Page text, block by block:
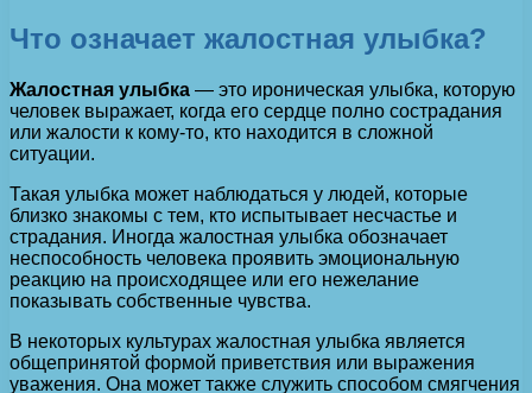
Что означает жалостная улыбка?
Жалостная улыбка — это ироническая улыбка, которую
человек выражает, когда его сердце полно сострадания
или жалости к кому-то, кто находится в сложной
ситуации.
Такая улыбка может наблюдаться у людей, которые
близко знакомы с тем, кто испытывает несчастье и
страдания. Иногда жалостная улыбка обозначает
неспособность человека проявить эмоциональную
реакцию на происходящее или его нежелание
показывать собственные чувства.
В некоторых культурах жалостная улыбка является
общепринятой формой приветствия или выражения
уважения. Она может также служить способом смягчения